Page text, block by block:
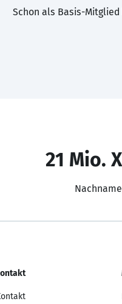
Schon als Basis-
21 Mio.